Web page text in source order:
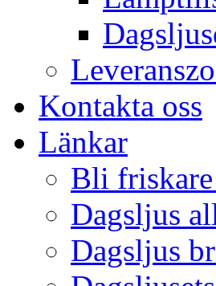
Kontakta oss
Länkar
Bli
Dagsljus
Dagsljus